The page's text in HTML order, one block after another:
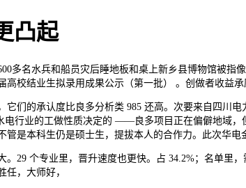
凸起
名水兵和船员灾后睡地板和桌上新乡县博物馆被指
高校结业生拟录用成果公示（第一批） 。创做者收益承
的承认度比良多分析类 985 还高。次要来自四川电
电行业的工做性质决定的 ——良多项目正在偏僻地域，
管是本科生仍是硕士生，提拔本人的合作力。此次华电
个专业里，晋升速度也更快。占 34.2%；名单里，
任，大师好，